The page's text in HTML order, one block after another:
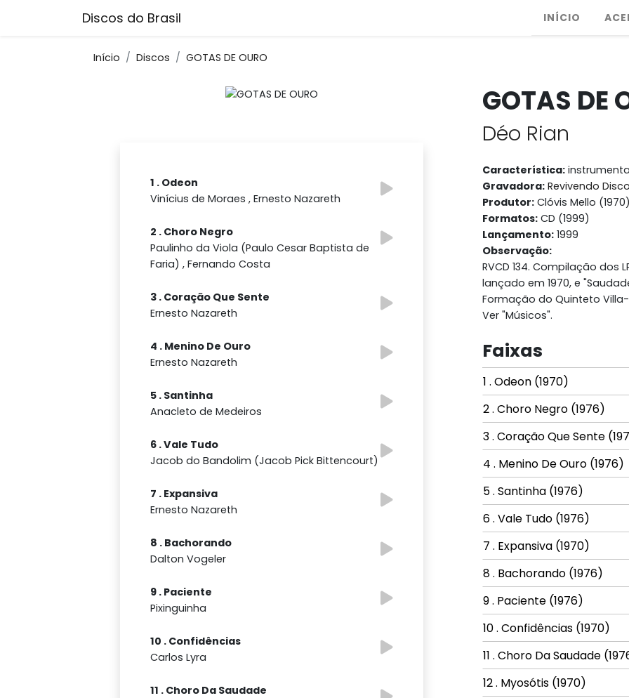
Discos do Brasil INÍCIO
Início Discos GOTAS DE OURO
1 . Odeon
Vinícius de Moraes , Ernesto Nazareth
2 . Choro Negro
Paulinho da Viola (Paulo Cesar Baptista de
Faria) , Fernando Costa
3 . Coração Que Sente
Ernesto Nazareth
4 . Menino De Ouro
Ernesto Nazareth
5 . Santinha
Anacleto de Medeiros
6 . Vale Tudo
Jacob do Bandolim (Jacob Pick Bittencourt)
7 . Expansiva
Ernesto Nazareth
8 . Bachorando
Dalton Vogeler
9 . Paciente
Pixinguinha
10 . Confidências
Carlos Lyra
11 . Choro Da Saudade
GOTAS DE
Déo Rian
Característica:
Gravadora: Revivendo
Produtor: Clóvis Mello
Formatos: CD (1999)
Lançamento: 1999
Observação:
RVCD 134. Compilação dos
lançado em 1970, e
Formação do Quinteto
Ver "Músicos".
Faixas
1 . Odeon (1970)
2 . Choro Negro (1976)
3 . Coração Que Sente
4 . Menino De Ouro (1976)
5 . Santinha (1976)
6 . Vale Tudo (1976)
7 . Expansiva (1970)
8 . Bachorando (1976)
9 . Paciente (1976)
10 . Confidências (1970)
11 . Choro Da Saudade
12 . Myosótis (1970)